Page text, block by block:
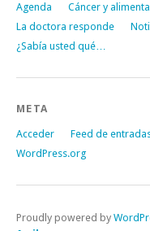
Agenda Cáncer y
La doctora responde
¿Sabía usted qué…
META
Acceder Feed de
WordPress.org
Proudly powered by